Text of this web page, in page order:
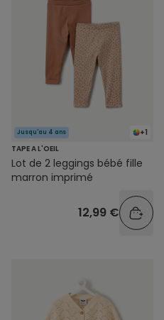
+1
Jusqu'au 4 ans
TAPE A L'OEIL
Lot de 2 leggings bébé fille
marron imprimé
12,99 €